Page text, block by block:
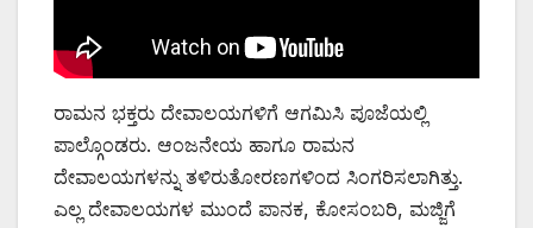
ರಾಮನ ಭಕ್ತರು ದೇವಾಲಯಗಳಿಗೆ ಆಗಮಿಸಿ ಪೂಜೆಯಲ್ಲಿ
ಪಾಲ್ಗೊಂಡರು. ಆಂಜನೇಯ ಹಾಗೂ ರಾಮನ
ದೇವಾಲಯಗಳನ್ನು ತಳಿರುತೋರಣಗಳಿಂದ ಸಿಂಗರಿಸಲಾಗಿತ್ತು.
ಎಲ್ಲ ದೇವಾಲಯಗಳ ಮುಂದೆ ಪಾನಕ, ಕೋಸಂಬರಿ, ಮಜ್ಜಿಗೆ